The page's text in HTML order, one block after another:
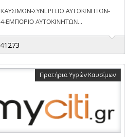
ΣΥΝΕΡΓΕΙΟ ΑΥΤΟΚΙΝΗΤΩΝ-
ΕΜΠΟΡΙΟ ΑΥΤΟΚΙΝΗΤΩΝ...
Πρατήρια Υγρών Καυσίμων